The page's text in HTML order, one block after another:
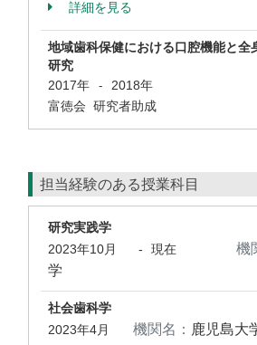
詳細を見る
地域歯科保健における口腔機能と全
研究
2017年
-
2018年
富徳会 研究者助成
担当経験のある授業科目
研究実践学
2023年10月
- 現在 機
学
社会歯科学
2023年4月
機関名： 鹿児島大